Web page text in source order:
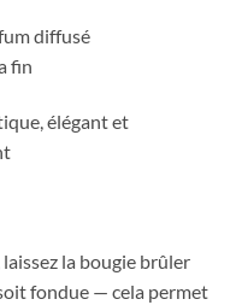
diffusé
fin
élégant et
laissez la bougie brûler
fondue — cela permet